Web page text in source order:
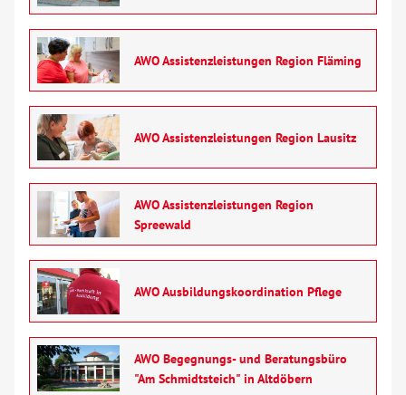
AWO Assistenzleistungen Region Fläming
AWO Assistenzleistungen Region Lausitz
AWO Assistenzleistungen Region
Spreewald
AWO Ausbildungskoordination Pflege
AWO Begegnungs- und Beratungsbüro
"Am Schmidtsteich" in Altdöbern